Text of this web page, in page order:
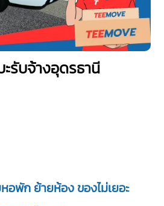
ะรับจ้างอุดรธานี
อพัก ย้ายห้อง ของไม่เยอะ